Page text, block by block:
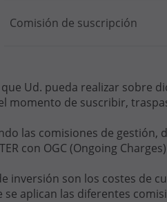
Comisión de suscripción
Ud. pueda realizar sobre
momento de suscribir,
las comisiones de
con OGC (Ongoing
son los costes de
aplican las diferentes